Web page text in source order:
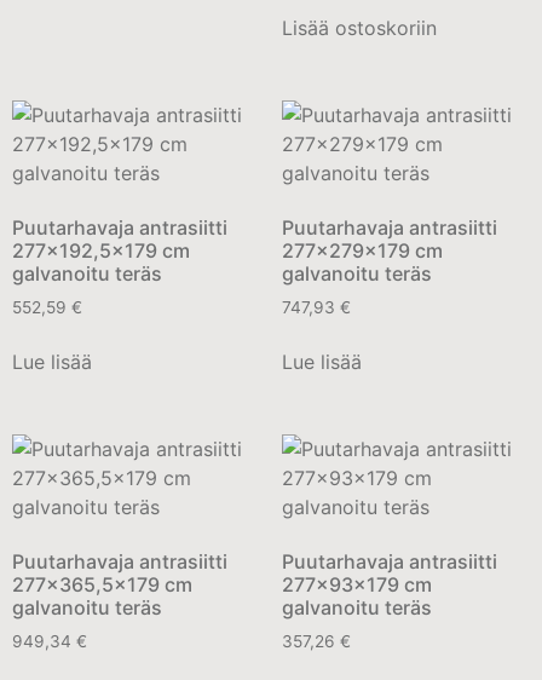
Lisää ostoskoriin
Puutarhavaja antrasiitti
277×192,5×179 cm
galvanoitu teräs
552,59 €
Lue lisää
Puutarhavaja antrasiitti
277x279x179 cm
galvanoitu teräs
747,93 €
Lue lisää
Puutarhavaja antrasiitti
277×365,5×179 cm
galvanoitu teräs
949,34 €
Puutarhavaja antrasiitti
277x93x179 cm
galvanoitu teräs
357,26 €